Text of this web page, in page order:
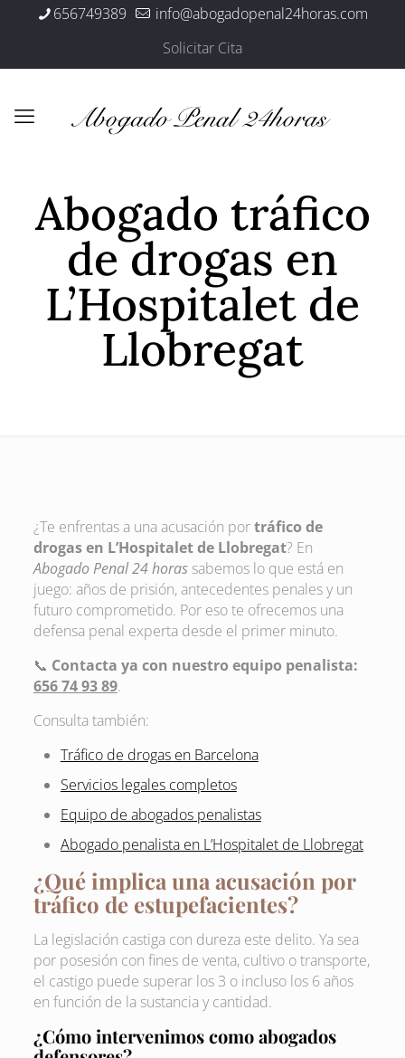
656749389
info@abogadopenal24horas.com
Solicitar Cita
Abogado tráfico
de drogas en
L’Hospitalet de
Llobregat
¿Te enfrentas a una acusación portráfico de
drogas en L’Hospitalet de Llobregat? En
Abogado Penal 24 horassabemos lo que está en
juego: años de prisión, antecedentes penales y un
futuro comprometido. Por eso te ofrecemos una
defensa penal experta desde el primer minuto.
📞 Contacta ya con nuestro equipo penalista:
656 74 93 89.
Consulta también:
Tráfico de drogas en Barcelona
Servicios legales completos
Equipo de abogados penalistas
Abogado penalista en L’Hospitalet de Llobregat
¿Qué implica una acusación por
tráfico de estupefacientes?
La legislación castiga con dureza este delito. Ya sea
por posesión con fines de venta, cultivo o transporte,
el castigo puede superar los 3 o incluso los 6 años
en función de la sustancia y cantidad.
¿Cómo intervenimos como abogados